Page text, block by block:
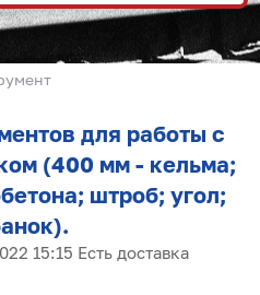
для работы с
(400 мм - кельма;
штроб; угол;
15:15 Есть доставка